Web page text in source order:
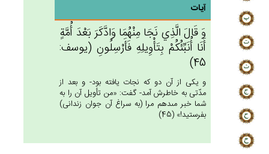
آیات
وَ قَال‌َ الَّذِي‌ نَجَا مِنْهُمَا وَادَّكَرَ بَعْدَ أُمَّة‌ٍ
أَنَا أُنَبِّئُكُمْ‌ بِتَأْوِيلِه‌ِ فَأَرْسِلُون‌ِ (يوسف:
45)
و يكى از آن دو كه نجات يافته بود- و بعد از
مدّتى به خاطرش آمد- گفت: «من تأويل آن را به
شما خبر مى‏دهم مرا (به سراغ آن جوان زندانى)
بفرستيد!» (45)